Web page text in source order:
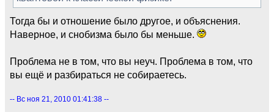
Тогда бы и отношение было другое, и объяснения.
Наверное, и снобизма было бы меньше.
Проблема не в том, что вы неуч. Проблема в том, что
вы ещё и разбираться не собираетесь.
-- Вс ноя 21, 2010 01:41:38 --